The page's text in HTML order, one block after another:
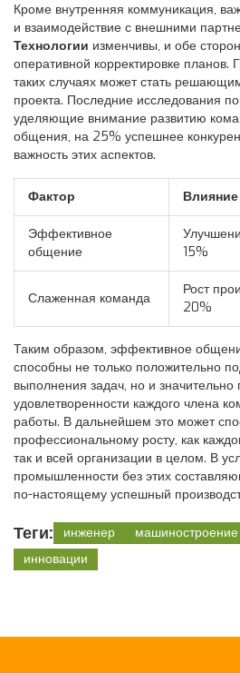
Кроме внутренняя коммуникация,
и взаимодействие с внешними
Технологии изменчивы, и обе
оперативной корректировке
таких случаях может стать
проекта. Последние исследования
уделяющие внимание развитию
общения, на 25% успешнее
важность этих аспектов.
Фактор Влияние
Эффективное
общение
15%
Слаженная команда
Рост
20%
Таким образом, эффективное
способны не только положительно
выполнения задач, но и значительно
удовлетворенности каждого члена
работы. В дальнейшем это может
профессиональному росту, как
так и всей организации в целом. В
промышленности без этих
по-настоящему успешный
Теги: инженер машиностроение
инновации